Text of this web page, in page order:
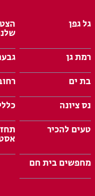
גל גפן
רמת גן
בת ים
נס ציונה
טעים להכיר
מחפשים בית חם